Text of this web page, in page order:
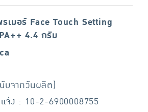
เมอร์ Face Touch Setting
4.4 กรัม
บจากวันผลิต)
จ้ง : 10-2-6900008755